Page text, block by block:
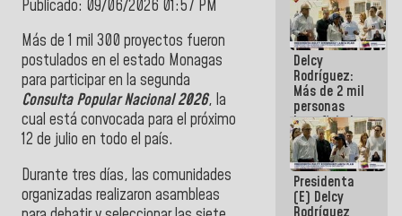
Publicado: 09/06/2026 01:57 PM
Más de 1 mil 300 proyectos fueron
postulados en el estado Monagas
para participar en la segunda
Consulta Popular Nacional 2026, la
cual está convocada para el próximo
12 de julio en todo el país.
Durante tres días, las comunidades
organizadas realizaron asambleas
Arrendamiento
aprobada
por la AN
Delcy
Rodríguez:
Más de 2 mil
personas
beneficiadas
con planes
para
atención de
emergencia
sísmica en
Presidenta
(E) Delcy